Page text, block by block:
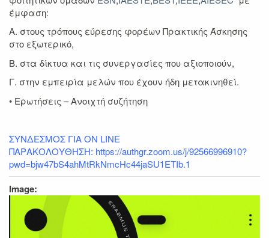
έμφαση:
Α. στους τρόπους εύρεσης φορέων Πρακτικής Άσκησης
στο εξωτερικό,
Β. στα δίκτυα και τις συνεργασίες που αξιοποιούν,
Γ. στην εμπειρία μελών που έχουν ήδη μετακινηθεί.
• Ερωτήσεις – Ανοιχτή συζήτηση
ΣΥΝΔΕΣΜΟΣ ΓΙΑ ON LINE
ΠΑΡΑΚΟΛΟΥΘΗΣΗ: https://authgr.zoom.us/j/92566996910?
pwd=bjw47bS4ahMtRkNmcHc44jaSU1ETIb.1
Image: